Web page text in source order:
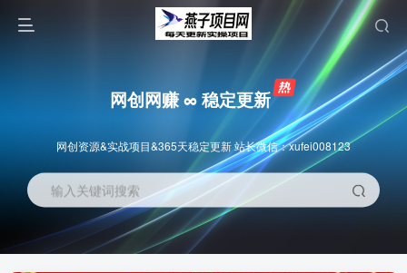
网创网赚 ∞ 稳定更新
网创资源&实战项目&365天稳定更新 站长微信：xufei008123
输入关键词搜索